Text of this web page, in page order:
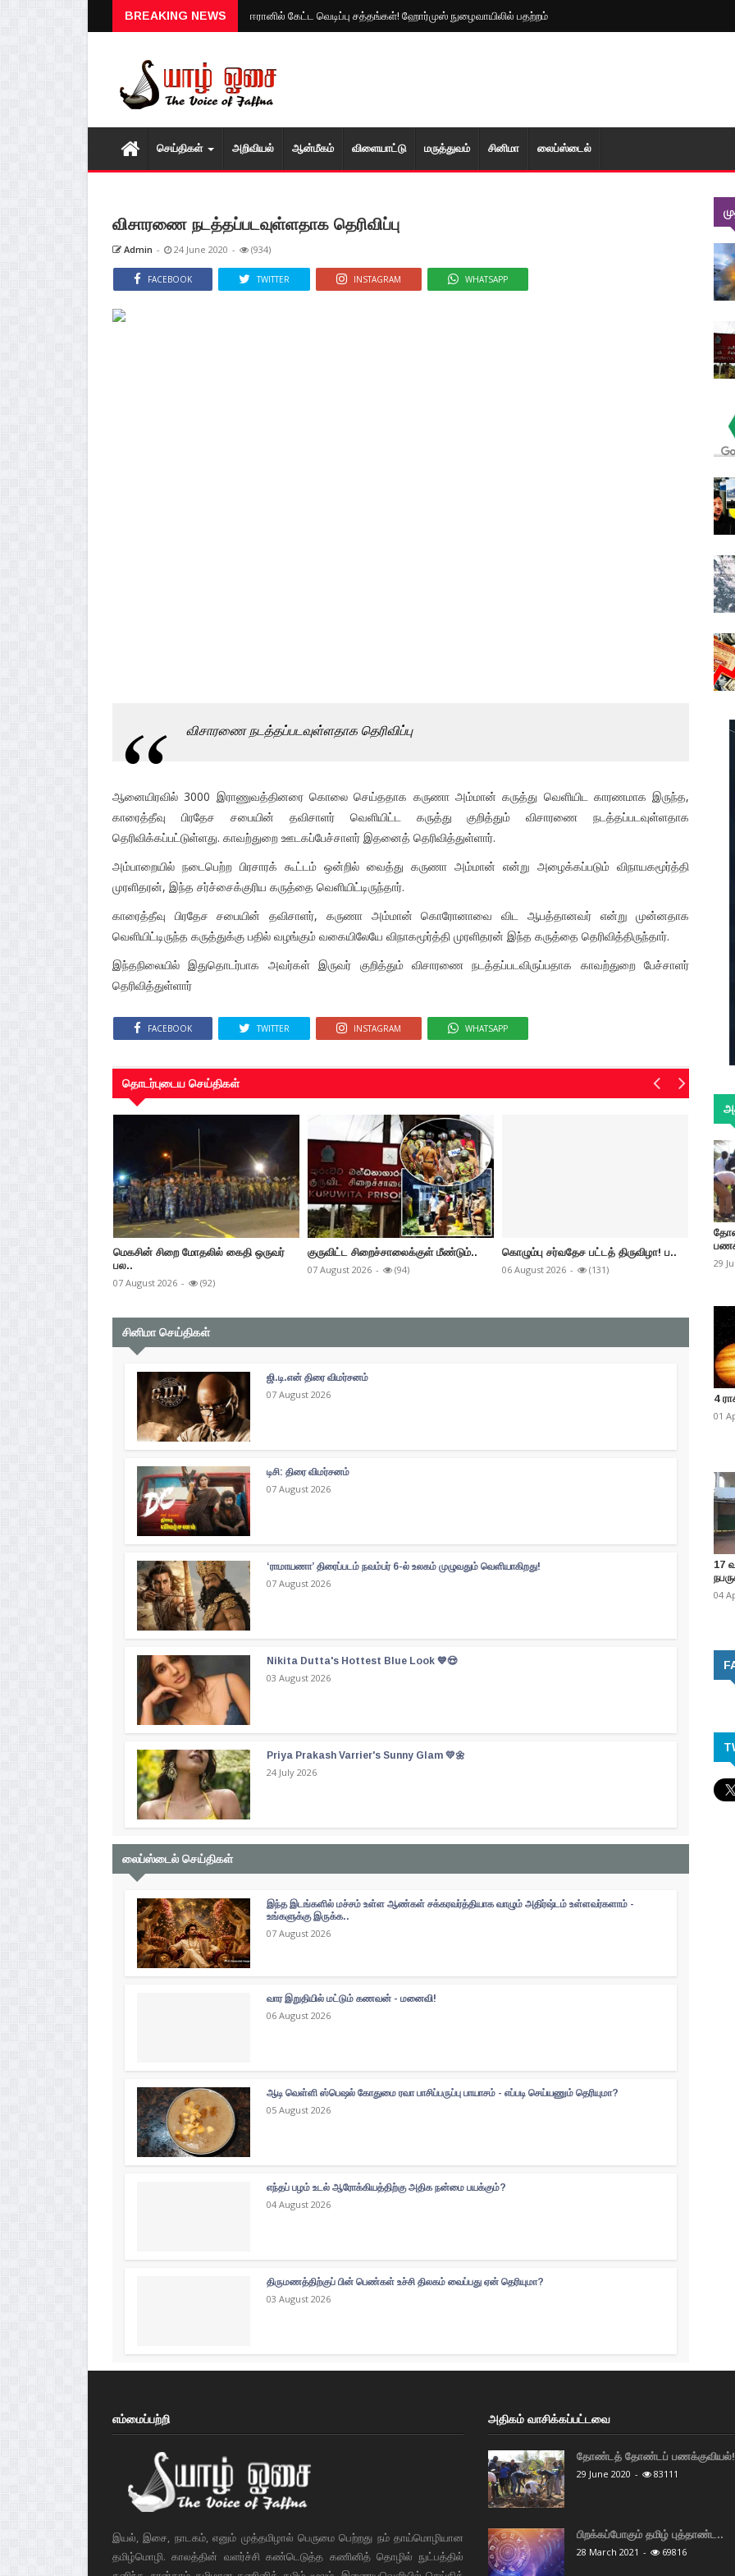
BREAKING NEWS ஈரானில் கேட்ட வெடிப்பு சத்தங்கள்! ஹோர்முஸ் நுழைவாயிலில் பதற்றம்
செய்திகள் அறிவியல் ஆன்மீகம் விளையாட்டு மரு‌த்துவ‌ம் சினிமா லைப்ஸ்டைல்
விசாரணை நடத்தப்படவுள்ளதாக தெரிவிப்பு
Admin - 24 June 2020 - (934)
FACEBOOK TWITTER INSTAGRAM WHATSAPP
விசாரணை நடத்தப்படவுள்ளதாக தெரிவிப்பு
ஆனையிரவில் 3000 இராணுவத்தினரை கொலை செய்ததாக கருணா அம்மான் கருத்து வெளியிட காரணமாக இருந்த,
காரைத்தீவு பிரதேச சபையின் தவிசாளர் வெளியிட்ட கருத்து குறித்தும் விசாரணை நடத்தப்படவுள்ளதாக
தெரிவிக்கப்பட்டுள்ளது. காவற்துறை ஊடகப்பேச்சாளர் இதனைத் தெரிவித்துள்ளார்.
அம்பாறையில் நடைபெற்ற பிரசாரக் கூட்டம் ஒன்றில் வைத்து கருணா அம்மான் என்று அழைக்கப்படும் விநாயகமூர்த்தி
முரளிதரன், இந்த சர்ச்சைக்குரிய கருத்தை வெளியிட்டிருந்தார்.
காரைத்தீவு பிரதேச சபையின் தவிசாளர், கருணா அம்மான் கொரோனாவை விட ஆபத்தானவர் என்று முன்னதாக
வெளியிட்டிருந்த கருத்துக்கு பதில் வழங்கும் வகையிலேயே விநாகமூர்த்தி முரளிதரன் இந்த கருத்தை தெரிவித்திருந்தார்.
இந்தநிலையில் இதுதொடர்பாக அவர்கள் இருவர் குறித்தும் விசாரணை நடத்தப்படவிருப்பதாக காவற்துறை பேச்சாளர்
தெரிவித்துள்ளார்
FACEBOOK TWITTER INSTAGRAM WHATSAPP
தொடர்புடைய செய்திகள்
மெகசின் சிறை மோதலில் கைதி ஒருவர்
பல..
07 August 2026 - (92)
குருவிட்ட சிறைச்சாலைக்குள் மீண்டும்..
07 August 2026 - (94)
கொழும்பு சர்வதேச பட்டத் திருவிழா! ப..
06 August 2026 - (131)
மறு
06
சினிமா செய்திகள்
ஜி.டி.என் திரை விமர்சனம்
07 August 2026
டிசி: திரை விமர்சனம்
07 August 2026
‘ராமாயணா’ திரைப்படம் நவம்பர் 6-ல் உலகம் முழுவதும் வெளியாகிறது!
07 August 2026
Nikita Dutta's Hottest Blue Look 💙😍
03 August 2026
Priya Prakash Varrier's Sunny Glam 💛🌼
24 July 2026
லைப்ஸ்டைல் செய்திகள்
இந்த இடங்களில் மச்சம் உள்ள ஆண்கள் சக்கரவர்த்தியாக வாழும் அதிர்ஷ்டம் உள்ளவர்களாம் -
உங்களுக்கு இருக்க..
07 August 2026
வார இறுதியில் மட்டும் கணவன் - மனைவி!
06 August 2026
ஆடி வெள்ளி ஸ்பெஷல் கோதுமை ரவா பாசிப்பருப்பு பாயாசம் - எப்படி செய்யணும் தெரியுமா?
05 August 2026
எந்தப் பழம் உடல் ஆரோக்கியத்திற்கு அதிக நன்மை பயக்கும்?
04 August 2026
திருமணத்திற்குப் பின் பெண்கள் உச்சி திலகம் வைப்பது ஏன் தெரியுமா?
03 August 2026
29
4
01
17
04
எம்மைப்பற்றி
இயல், இசை, நாடகம், எனும் முத்தமிழால் பெருமை பெற்றது நம் தாய்மொழியான
தமிழ்மொழி. காலத்தின் வளர்ச்சி கண்டெடுத்த கணினித் தொழில் நுட்பத்தில்
அதிகம் வாசிக்கப்பட்டவை
தோண்டத் தோண்டப் பணக்குவியல்!
29 June 2020 - 83111
பிறக்கப்போகும் தமிழ் புத்தாண்ட..
28 March 2021 - 69816